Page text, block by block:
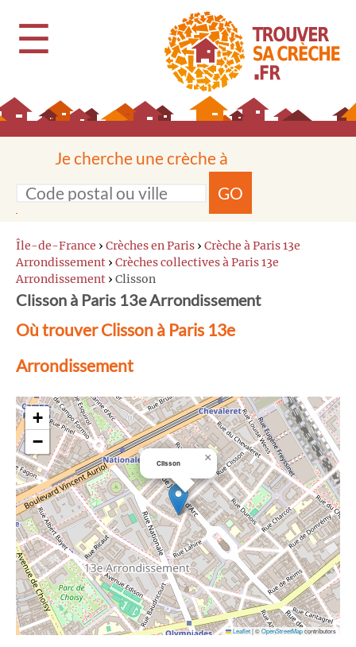
☰
Je cherche une crèche à
GO
Île-de-France › Crèches en Paris › Crèche à Paris 13e
Arrondissement › Crèches collectives à Paris 13e
Arrondissement › Clisson
Clisson à Paris 13e Arrondissement
Où trouver Clisson à Paris 13e
Arrondissement
Clisson ×
+
−
Leaflet|©OpenStreetMapcontributors